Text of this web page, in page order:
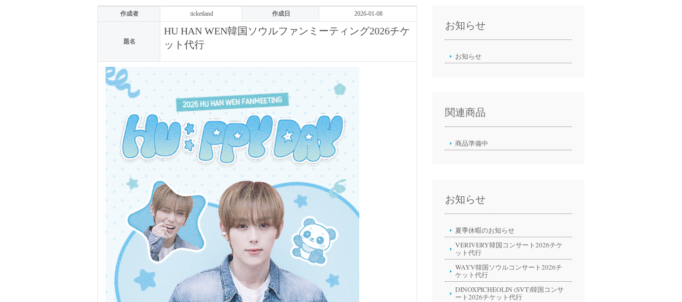
作成者 ticketland 作成日 2026-01-08
題名
HU HAN WEN韓国ソウルファンミーティング2026チケ
ット代行
お知らせ
お知らせ
関連商品
商品準備中
お知らせ
夏季休暇のお知らせ
VERIVERY韓国コンサート2026チケ
ット代行
WAYV韓国ソウルコンサート2026チ
ケット代行
DINOXPICHEOLIN (SVT)韓国コンサ
ート2026チケット代行